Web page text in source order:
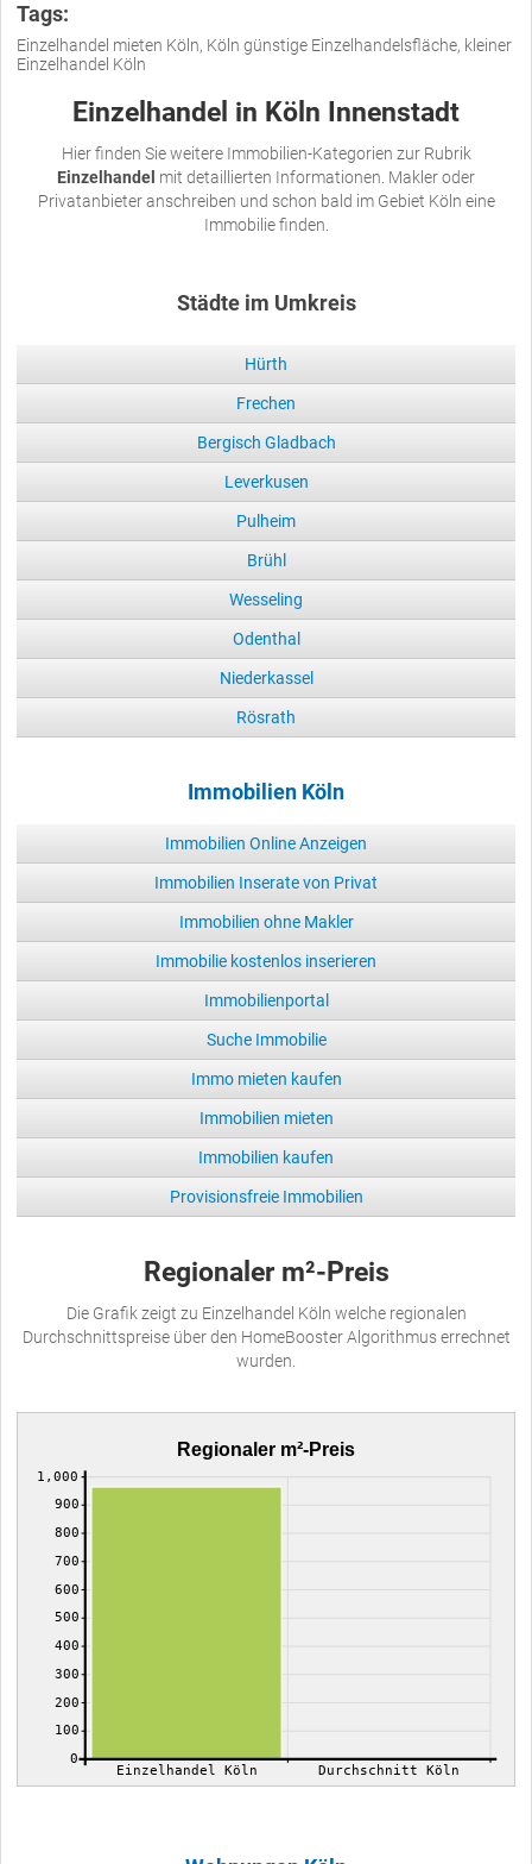
Tags:
Einzelhandel mieten Köln, Köln günstige Einzelhandelsfläche, kleiner
Einzelhandel Köln
Einzelhandel in Köln Innenstadt
Hier finden Sie weitere Immobilien-Kategorien zur Rubrik
Einzelhandel mit detaillierten Informationen. Makler oder
Privatanbieter anschreiben und schon bald im Gebiet Köln eine
Immobilie finden.
Städte im Umkreis
Hürth
Frechen
Bergisch Gladbach
Leverkusen
Pulheim
Brühl
Wesseling
Odenthal
Niederkassel
Rösrath
Immobilien Köln
Immobilien Online Anzeigen
Immobilien Inserate von Privat
Immobilien ohne Makler
Immobilie kostenlos inserieren
Immobilienportal
Suche Immobilie
Immo mieten kaufen
Immobilien mieten
Immobilien kaufen
Provisionsfreie Immobilien
Regionaler m²-Preis
Die Grafik zeigt zu Einzelhandel Köln welche regionalen
Durchschnittspreise über den HomeBooster Algorithmus errechnet
wurden.
Regionaler m²-Preis
0
100
200
300
400
500
600
700
800
900
1,000
Einzelhandel Köln Durchschnitt Köln